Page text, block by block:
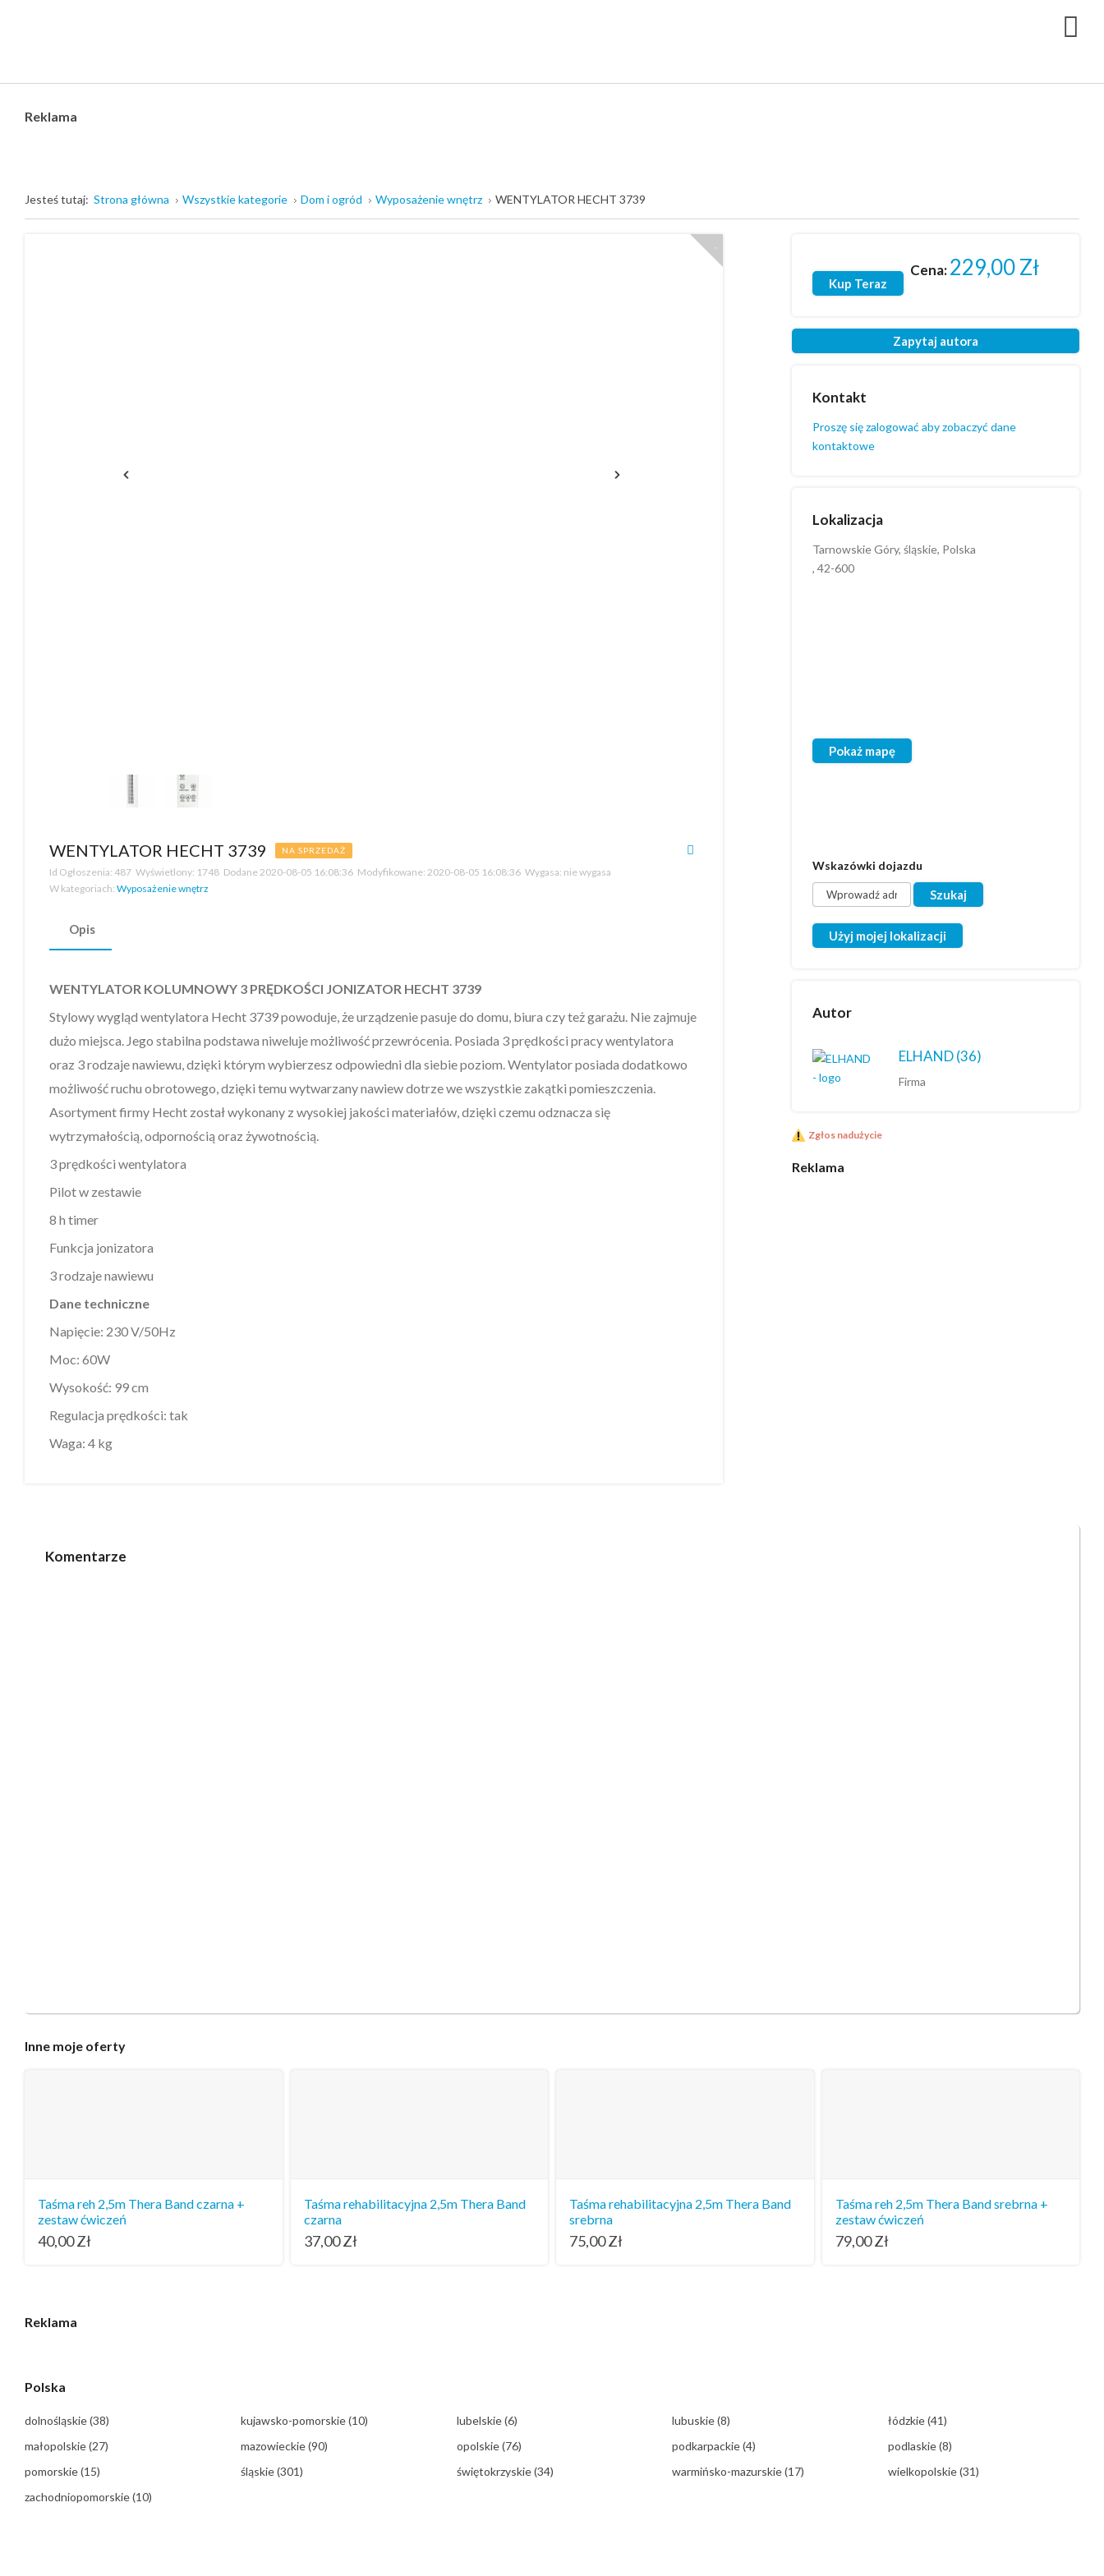
Reklama
Jesteś tutaj: Strona główna Wszystkie kategorie Dom i ogród Wyposażenie wnętrz WENTYLATOR HECHT 3739
Cena:229,00Zł
Kup Teraz
Zapytaj autora
Kontakt
Proszę się zalogować aby zobaczyć dane
kontaktowe
Lokalizacja
Tarnowskie Góry, śląskie, Polska
, 42-600
Pokaż mapę
Wskazówki dojazdu
Użyj mojej lokalizacji
Autor
ELHAND(36)
Firma
Zgłos nadużycie
Reklama
WENTYLATOR HECHT 3739 NA SPRZEDAŻ
Id Ogłoszenia: 487 Wyświetlony: 1748 Dodane2020-08-05 16:08:36 Modyfikowane: 2020-08-05 16:08:36 Wygasa: nie wygasa
W kategoriach: Wyposażenie wnętrz
Opis
WENTYLATOR KOLUMNOWY 3 PRĘDKOŚCI JONIZATOR HECHT 3739
Stylowy wygląd wentylatora Hecht 3739 powoduje, że urządzenie pasuje do domu, biura czy też garażu. Nie zajmuje
dużo miejsca. Jego stabilna podstawa niweluje możliwość przewrócenia. Posiada 3 prędkości pracy wentylatora
oraz 3 rodzaje nawiewu, dzięki którym wybierzesz odpowiedni dla siebie poziom. Wentylator posiada dodatkowo
możliwość ruchu obrotowego, dzięki temu wytwarzany nawiew dotrze we wszystkie zakątki pomieszczenia.
Asortyment firmy Hecht został wykonany z wysokiej jakości materiałów, dzięki czemu odznacza się
wytrzymałością, odpornością oraz żywotnością.
3 prędkości wentylatora
Pilot w zestawie
8 h timer
Funkcja jonizatora
3 rodzaje nawiewu
Dane techniczne
Napięcie: 230 V/50Hz
Moc: 60W
Wysokość: 99 cm
Regulacja prędkości: tak
Waga: 4 kg
Komentarze
Inne moje oferty
Taśma reh 2,5m Thera Band czarna +
zestaw ćwiczeń
40,00Zł
Taśma rehabilitacyjna 2,5m Thera Band
czarna
37,00Zł
Taśma rehabilitacyjna 2,5m Thera Band
srebrna
75,00Zł
Taśma reh 2,5m Thera Band srebrna +
zestaw ćwiczeń
79,00Zł
Reklama
Polska
dolnośląskie(38) kujawsko-pomorskie(10) lubelskie(6) lubuskie(8) łódzkie(41)
małopolskie(27) mazowieckie(90) opolskie(76) podkarpackie(4) podlaskie(8)
pomorskie(15) śląskie(301) świętokrzyskie(34) warmińsko-mazurskie(17) wielkopolskie(31)
zachodniopomorskie(10)